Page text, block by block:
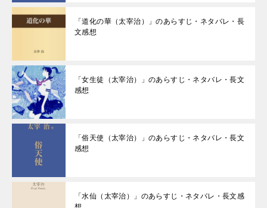
「道化の華（太宰治）」のあらすじ・ネタバレ・長
文感想
「女生徒（太宰治）」のあらすじ・ネタバレ・長文
感想
「俗天使（太宰治）」のあらすじ・ネタバレ・長文
感想
「水仙（太宰治）」のあらすじ・ネタバレ・長文感